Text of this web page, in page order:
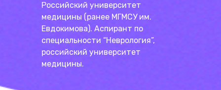
Российский университет
медицины (ранее МГМСУ им.
Евдокимова). Аспирант по
специальности “Неврология”,
российский университет
медицины.